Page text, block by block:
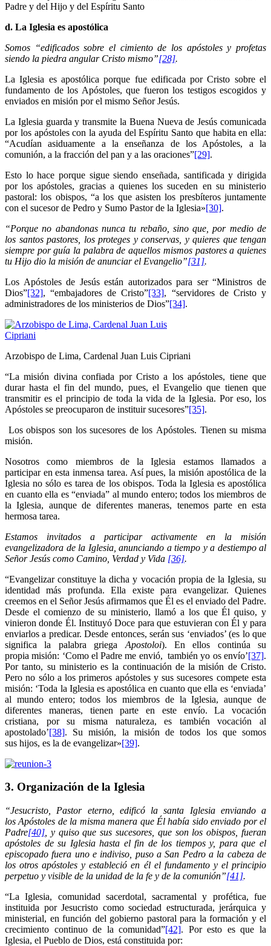
d. La Iglesia es apostólica
Somos “edificados sobre el cimiento de los apóstoles y profetas
siendo la piedra angular Cristo mismo”[28].
La Iglesia es apostólica porque fue edificada por Cristo sobre el
fundamento de los Apóstoles, que fueron los testigos escogidos y
enviados en misión por el mismo Señor Jesús.
La Iglesia guarda y transmite la Buena Nueva de Jesús comunicada
por los apóstoles con la ayuda del Espíritu Santo que habita en ella:
“Acudían asiduamente a la enseñanza de los Apóstoles, a la
comunión, a la fracción del pan y a las oraciones”[29].
Esto lo hace porque sigue siendo enseñada, santificada y dirigida
por los apóstoles, gracias a quienes los suceden en su ministerio
pastoral: los obispos, “a los que asisten los presbíteros juntamente
con el sucesor de Pedro y Sumo Pastor de la Iglesia»[30].
“Porque no abandonas nunca tu rebaño, sino que, por medio de
los santos pastores, los proteges y conservas, y quieres que tengan
siempre por guía la palabra de aquellos mismos pastores a quienes
tu Hijo dio la misión de anunciar el Evangelio”[31].
Los Apóstoles de Jesús están autorizados para ser “Ministros de
Dios”[32], “embajadores de Cristo”[33], “servidores de Cristo y
administradores de los ministerios de Dios”[34].
Arzobispo de Lima, Cardenal Juan Luis Cipriani
“La misión divina confiada por Cristo a los apóstoles, tiene que
durar hasta el fin del mundo, pues, el Evangelio que tienen que
transmitir es el principio de toda la vida de la Iglesia. Por eso, los
Apóstoles se preocuparon de instituir sucesores”[35].
Los obispos son los sucesores de los Apóstoles. Tienen su misma
misión.
Nosotros como miembros de la Iglesia estamos llamados a
participar en esta inmensa tarea. Así pues, la misión apostólica de la
Iglesia no sólo es tarea de los obispos. Toda la Iglesia es apostólica
en cuanto ella es “enviada” al mundo entero; todos los miembros de
la Iglesia, aunque de diferentes maneras, tenemos parte en esta
hermosa tarea.
Estamos invitados a participar activamente en la misión
evangelizadora de la Iglesia, anunciando a tiempo y a destiempo al
Señor Jesús como Camino, Verdad y Vida [36].
“Evangelizar constituye la dicha y vocación propia de la Iglesia, su
identidad más profunda. Ella existe para evangelizar. Quienes
creemos en el Señor Jesús afirmamos que Él es el enviado del Padre.
Desde el comienzo de su ministerio, llamó a los que Él quiso, y
vinieron donde Él. Instituyó Doce para que estuvieran con Él y para
enviarlos a predicar. Desde entonces, serán sus ‘enviados’ (es lo que
significa la palabra griega Apostoloi). En ellos continúa su
propia misión: ‘Como el Padre me envió, también yo os envío’[37].
Por tanto, su ministerio es la continuación de la misión de Cristo.
Pero no sólo a los primeros apóstoles y sus sucesores compete esta
misión: ‘Toda la Iglesia es apostólica en cuanto que ella es ‘enviada’
al mundo entero; todos los miembros de la Iglesia, aunque de
diferentes maneras, tienen parte en este envío. La vocación
cristiana, por su misma naturaleza, es también vocación al
apostolado’[38]. Su misión, la misión de todos los que somos
sus hijos, es la de evangelizar»[39].
3. Organización de la Iglesia
“Jesucristo, Pastor eterno, edificó la santa Iglesia enviando a
los Apóstoles de la misma manera que Él había sido enviado por el
Padre[40] , y quiso que sus sucesores, que son los obispos, fueran
apóstoles de su Iglesia hasta el fin de los tiempos y, para que el
episcopado fuera uno e indiviso, puso a San Pedro a la cabeza de
los otros apóstoles y estableció en él el fundamento y el principio
perpetuo y visible de la unidad de la fe y de la comunión”[41].
“La Iglesia, comunidad sacerdotal, sacramental y profética, fue
instituida por Jesucristo como sociedad estructurada, jerárquica y
ministerial, en función del gobierno pastoral para la formación y el
crecimiento continuo de la comunidad”[42]. Por esto es que la
Iglesia, el Pueblo de Dios, está constituida por: